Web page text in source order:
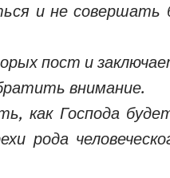
и не
пост и
внимание.
как Господа
рода